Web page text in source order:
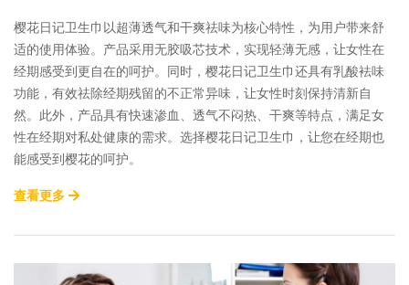
樱花日记卫生巾以超薄透气和干爽祛味为核心特性，为用户带来舒
适的使用体验。产品采用无胶吸芯技术，实现轻薄无感，让女性在
经期感受到更自在的呵护。同时，樱花日记卫生巾还具有乳酸袪味
功能，有效祛除经期残留的不正常异味，让女性时刻保持清新自
然。此外，产品具有快速渗血、透气不闷热、干爽等特点，满足女
性在经期对私处健康的需求。选择樱花日记卫生巾，让您在经期也
能感受到樱花的呵护。
查看更多